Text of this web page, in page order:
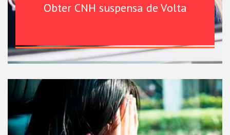
Obter CNH suspensa de Volta